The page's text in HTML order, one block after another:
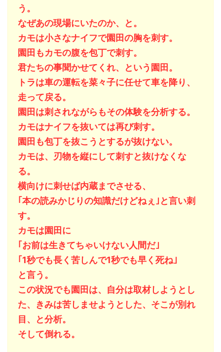
う。
なぜあの現場にいたのか、と。
カモは小さなナイフで園田の胸を刺す。
園田もカモの腹を包丁で刺す。
君たちの事聞かせてくれ、という園田。
トラは車の運転を菜々子に任せて車を降り、
走って戻る。
園田は刺されながらもその体験を分析する。
カモはナイフを抜いては再び刺す。
園田も包丁を抜こうとするが抜けない。
カモは、刃物を縦にして刺すと抜けなくな
る。
横向けに刺せば内蔵までさせる、
｢本の読みかじりの知識だけどねぇ｣と言い刺
す。
カモは園田に
｢お前は生きてちゃいけない人間だ｣
｢1秒でも長く苦しんで1秒でも早く死ね｣
と言う。
この状況でも園田は、自分は取材しようとし
た、きみは苦しませようとした、そこが別れ
目、と分析。
そして倒れる。